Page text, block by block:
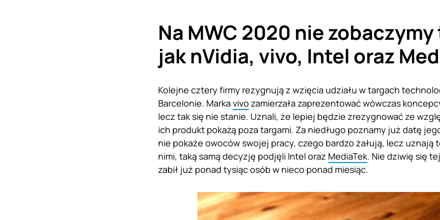
Na MWC 2020 nie
jak nVidia, vivo, Intel oraz
Kolejne cztery firmy rezygnują z wzięcia udziału w targach
Barcelonie. Marka vivo zamierzała zaprezentować wówczas
lecz tak się nie stanie. Uznali, że lepiej będzie zrezygnować ze
ich produkt pokażą poza targami. Za niedługo poznamy już datę
nie pokaże owoców swojej pracy, czego bardzo żałują, lecz uznają
nimi, taką samą decyzję podjęli Intel oraz MediaTek. Nie dziwię się
zabił już ponad tysiąc osób w nieco ponad miesiąc.